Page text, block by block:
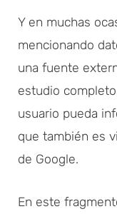
Y en muchas
mencionando
una fuente
estudio
usuario pueda
que también es
de Google.
En este